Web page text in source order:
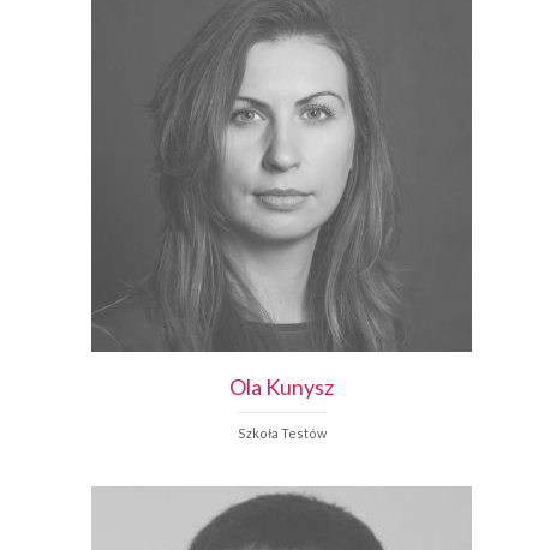
Ola Kunysz
Szkoła Testów